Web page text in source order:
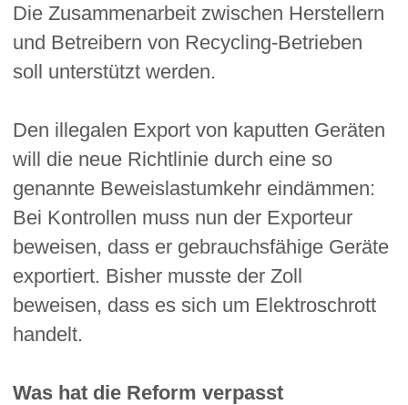
Die Zusammenarbeit zwischen Herstellern
und Betreibern von Recycling-Betrieben
soll unterstützt werden.
Den illegalen Export von kaputten Geräten
will die neue Richtlinie durch eine so
genannte Beweislastumkehr eindämmen:
Bei Kontrollen muss nun der Exporteur
beweisen, dass er gebrauchsfähige Geräte
exportiert. Bisher musste der Zoll
beweisen, dass es sich um Elektroschrott
handelt.
Was hat die Reform verpasst